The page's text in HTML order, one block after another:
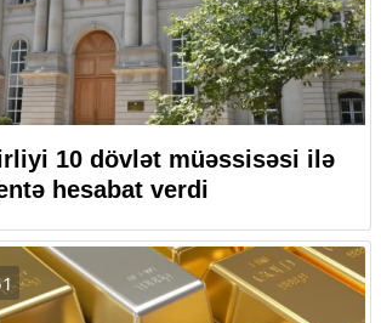
10 dövlət müəssisəsi ilə
hesabat verdi